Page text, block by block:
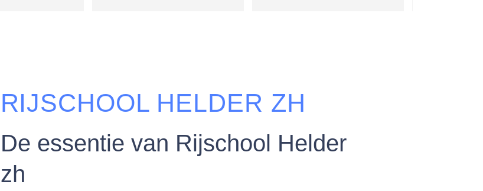
RIJSCHOOL HELDER ZH
De essentie van Rijschool Helder
zh